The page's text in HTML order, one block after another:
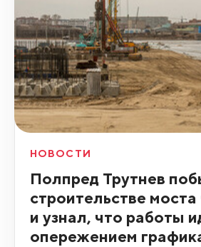
НОВОСТИ
Полпред Трутнев
строительстве
и узнал, что работы
опережением